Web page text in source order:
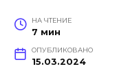
НА ЧТЕНИЕ
7 мин
ОПУБЛИКОВАНО
15.03.2024